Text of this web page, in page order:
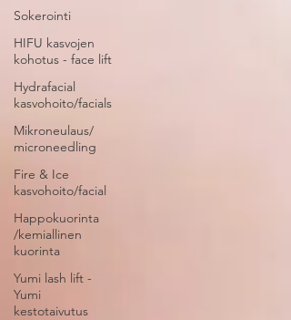
Sokerointi
HIFU kasvojen
kohotus - face lift
Hydrafacial
kasvohoito/facials
Mikroneulaus/
microneedling
Fire & Ice
kasvohoito/facial
Happokuorinta
/kemiallinen
kuorinta
Yumi lash lift -
Yumi
kestotaivutus